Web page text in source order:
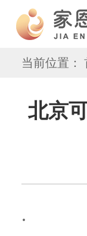
当前位置：
北京
.